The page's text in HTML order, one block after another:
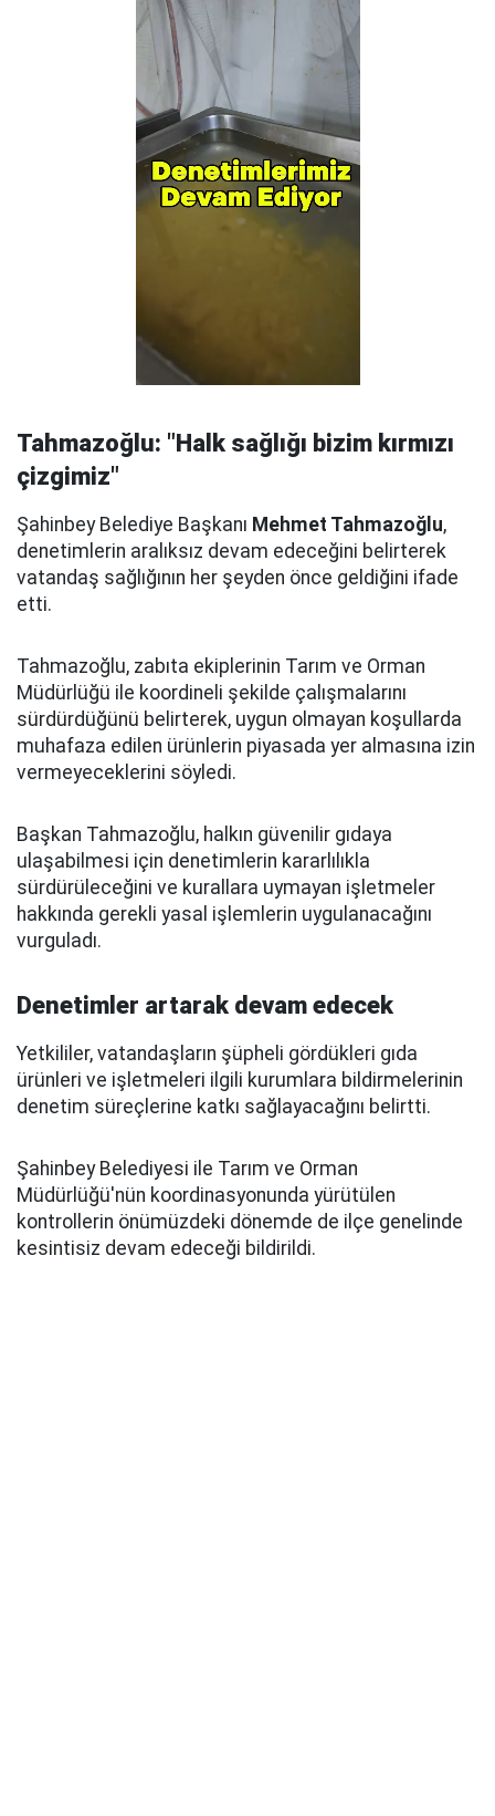
Tahmazoğlu: "Halk sağlığı bizim kırmızı
çizgimiz"
Şahinbey Belediye Başkanı Mehmet Tahmazoğlu,
denetimlerin aralıksız devam edeceğini belirterek
vatandaş sağlığının her şeyden önce geldiğini ifade
etti.
Tahmazoğlu, zabıta ekiplerinin Tarım ve Orman
Müdürlüğü ile koordineli şekilde çalışmalarını
sürdürdüğünü belirterek, uygun olmayan koşullarda
muhafaza edilen ürünlerin piyasada yer almasına izin
vermeyeceklerini söyledi.
Başkan Tahmazoğlu, halkın güvenilir gıdaya
ulaşabilmesi için denetimlerin kararlılıkla
sürdürüleceğini ve kurallara uymayan işletmeler
hakkında gerekli yasal işlemlerin uygulanacağını
vurguladı.
Denetimler artarak devam edecek
Yetkililer, vatandaşların şüpheli gördükleri gıda
ürünleri ve işletmeleri ilgili kurumlara bildirmelerinin
denetim süreçlerine katkı sağlayacağını belirtti.
Şahinbey Belediyesi ile Tarım ve Orman
Müdürlüğü'nün koordinasyonunda yürütülen
kontrollerin önümüzdeki dönemde de ilçe genelinde
kesintisiz devam edeceği bildirildi.